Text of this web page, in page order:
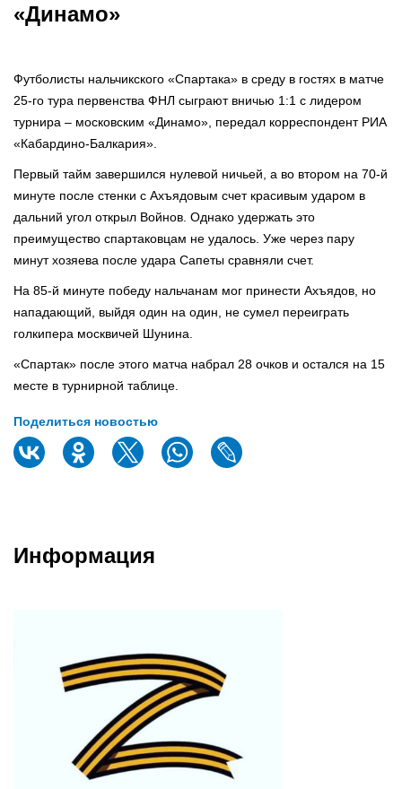
«Динамо»
Футболисты нальчикского «Спартака» в среду в гостях в матче
25-го тура первенства ФНЛ сыграют вничью 1:1 с лидером
турнира – московским «Динамо», передал корреспондент РИА
«Кабардино-Балкария».
Первый тайм завершился нулевой ничьей, а во втором на 70-й
минуте после стенки с Ахъядовым счет красивым ударом в
дальний угол открыл Войнов. Однако удержать это
преимущество спартаковцам не удалось. Уже через пару
минут хозяева после удара Сапеты сравняли счет.
На 85-й минуте победу нальчанам мог принести Ахъядов, но
нападающий, выйдя один на один, не сумел переиграть
голкипера москвичей Шунина.
«Спартак» после этого матча набрал 28 очков и остался на 15
месте в турнирной таблице.
Поделиться новостью
Информация